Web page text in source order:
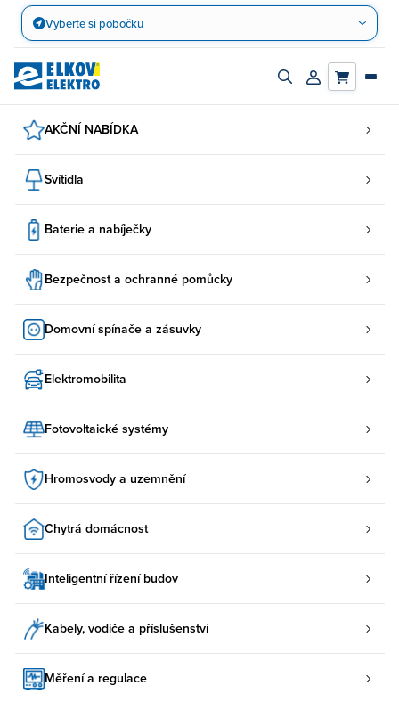
Přejít
obsah
Vyberte si pobočku
Zapnout/vypnout
Přihlásit/
AKČNÍ NABÍDKA
Svítidla
Baterie a nabíječky
Bezpečnost a ochranné pomůcky
Domovní spínače a zásuvky
Elektromobilita
Fotovoltaické systémy
Hromosvody a uzemnění
Chytrá domácnost
Inteligentní řízení budov
Kabely, vodiče a příslušenství
Měření a regulace